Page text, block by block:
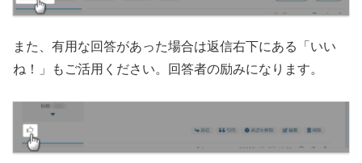
また、有用な回答があった場合は返信右下にある「いい
ね！」もご活用ください。回答者の励みになります。